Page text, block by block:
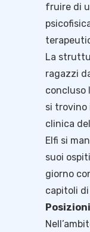
fruire di
La
ragazzi
concluso
si trovino
clinica
Elfi si
suoi
giorno
capitoli